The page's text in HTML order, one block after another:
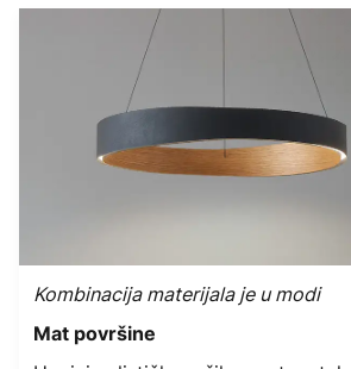
Kombinacija materijala je u modi
Mat površine